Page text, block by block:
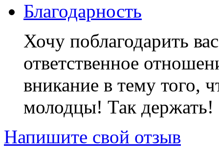
Благодарность
Хочу поблагодарить
ответственное
вникание в тему того,
молодцы! Так держать!
Напишите свой отзыв